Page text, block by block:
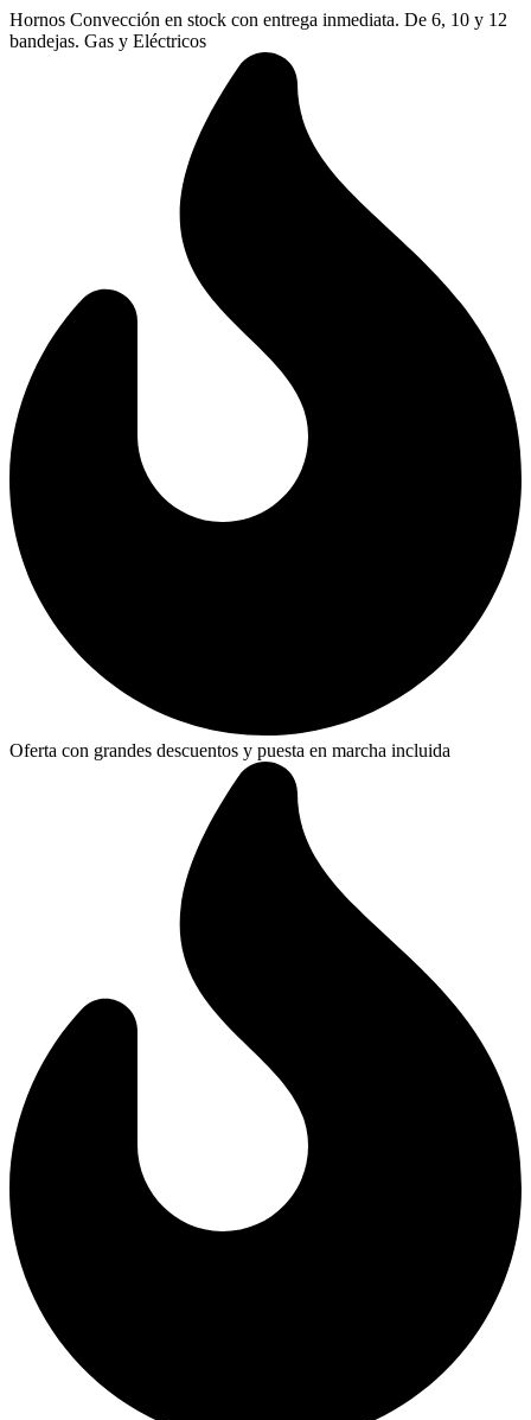
Ir
al
Hornos Convección en stock con entrega inmediata. De 6, 10 y 12
bandejas. Gas y Eléctricos
Oferta con grandes descuentos y puesta en marcha incluida